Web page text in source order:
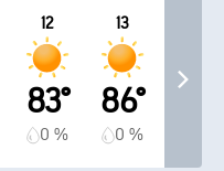
12
83°
0 %
13
86°
0 %